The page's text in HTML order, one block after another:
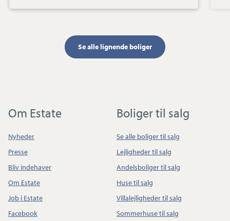
Se alle lignende boliger
Om Estate
Nyheder
Presse
Bliv indehaver
Om Estate
Job i Estate
Facebook
Boliger til salg
Se alle boliger til salg
Lejligheder til salg
Andelsboliger til salg
Huse til salg
Villalejligheder til salg
Sommerhuse til salg